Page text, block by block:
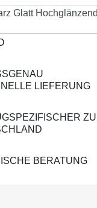
Glatt
110 µm
MONTAGE
LIEFERUNG
BERATUNG